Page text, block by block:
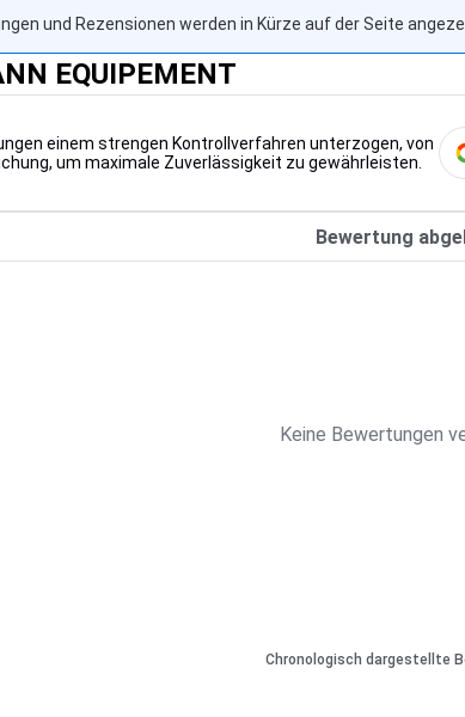
und Rezensionen werden in Kürze auf der Seite
EQUIPEMENT
einem strengen Kontrollverfahren unterzogen, von
um maximale Zuverlässigkeit zu gewährleisten.
Bewertung
Keine Bewertungen
Chronologisch dargestellte